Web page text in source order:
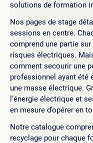
solutions de formation
Nos pages de stage
sessions en centre.
comprend une partie
risques électriques.
comment secourir une
professionnel ayant été
une masse électrique.
l’énergie électrique et
en mesure d’opérer en
Notre catalogue
recyclage pour chaque